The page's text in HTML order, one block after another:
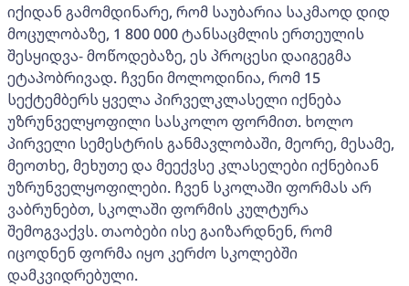
იქიდან გამომდინარე, რომ საუბარია საკმაოდ დიდ
მოცულობაზე, 1 800 000 ტანსაცმლის ერთეულის
შესყიდვა- მოწოდებაზე, ეს პროცესი დაიგეგმა
ეტაპობრივად. ჩვენი მოლოდინია, რომ 15
სექტემბერს ყველა პირველკლასელი იქნება
უზრუნველყოფილი სასკოლო ფორმით. ხოლო
პირველი სემესტრის განმავლობაში, მეორე, მესამე,
მეოთხე, მეხუთე და მეექვსე კლასელები იქნებიან
უზრუნველყოფილები. ჩვენ სკოლაში ფორმას არ
ვაბრუნებთ, სკოლაში ფორმის კულტურა
შემოგვაქვს. თაობები ისე გაიზარდნენ, რომ
იცოდნენ ფორმა იყო კერძო სკოლებში
დამკვიდრებული.